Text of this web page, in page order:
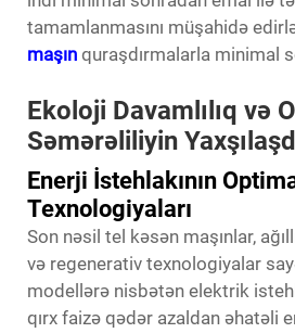
tamamlanmasını müşahidə
maşın quraşdırmalarla minimal
Ekoloji Davamlılıq və
Səmərəliliyin
Enerji İstehlakının
Texnologiyaları
Son nəsil tel kəsən maşınlar,
və regenerativ texnologiyalar
modellərə nisbətən elektrik
qırx faizə qədər azaldan əhatəli